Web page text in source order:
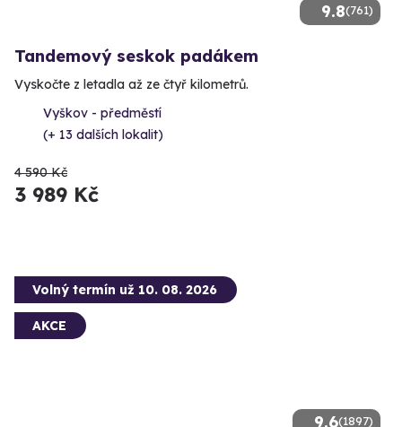
9.8(761)
Tandemový seskok padákem
Vyskočte z letadla až ze čtyř kilometrů.
Vyškov - předměstí
(+ 13 dalších lokalit)
4 590 Kč
3 989 Kč
9.6(1897)
Volný termín už 10. 08. 2026
AKCE